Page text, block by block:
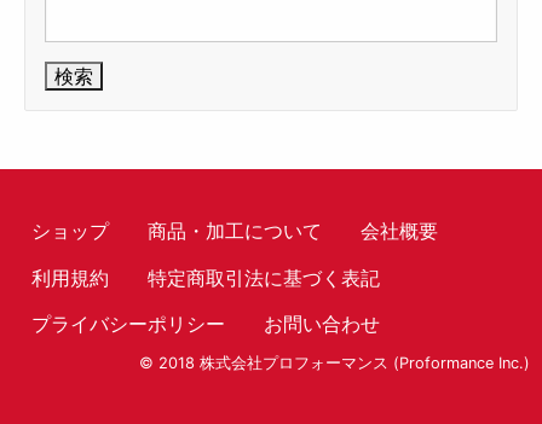
索:
ショップ 商品・加工について
会社概要
利用規約
特定商取引法に基づく表記
プライバシーポリシー
お問い合わせ
© 2018 株式会社プロフォーマンス (Proformance Inc.)